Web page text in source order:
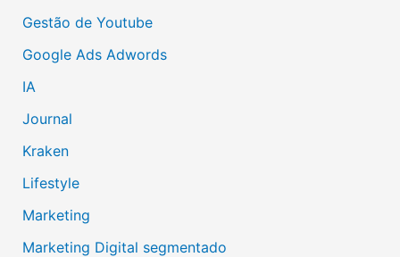
Gestão de Youtube
Google Ads Adwords
IA
Journal
Kraken
Lifestyle
Marketing
Marketing Digital segmentado